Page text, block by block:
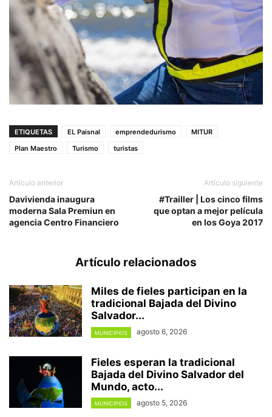
ETIQUETAS EL Paisnal emprendedurismo
MITUR
Plan Maestro
Turismo turistas
Artículo anterior
Davivienda inaugura
moderna Sala Premiun en
agencia Centro Financiero
Artículo siguiente
#Trailler | Los cinco films
que optan a mejor película
en los Goya 2017
Artículo relacionados
Miles de fieles participan en la
tradicional Bajada del Divino
Salvador...
MUNICIPIOS agosto 6, 2026
Fieles esperan la tradicional
Bajada del Divino Salvador del
Mundo, acto...
MUNICIPIOS agosto 5, 2026